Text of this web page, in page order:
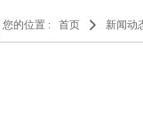
您的位置 : 首页 新闻动